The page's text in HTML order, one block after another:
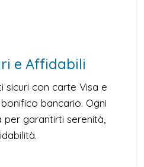
e Affidabili
con carte Visa e
bancario. Ogni
garantirti serenità,